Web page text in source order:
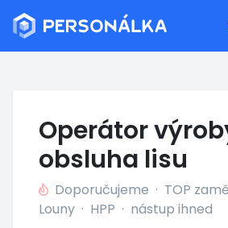
Operátor
obsluha lisu
Doporučujeme · TOP
Louny · HPP · nástup ihned